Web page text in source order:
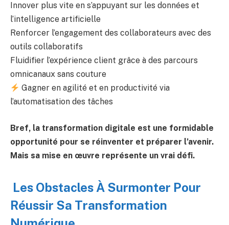
Innover plus vite en s’appuyant sur les données et
l’intelligence artificielle
Renforcer l’engagement des collaborateurs avec des
outils collaboratifs
Fluidifier l’expérience client grâce à des parcours
omnicanaux sans couture
Gagner en agilité et en productivité via
l’automatisation des tâches
Bref, la transformation digitale est une formidable
opportunité pour se réinventer et préparer l’avenir.
Mais sa mise en œuvre représente un vrai défi.
️ Les Obstacles À Surmonter Pour
Réussir Sa Transformation